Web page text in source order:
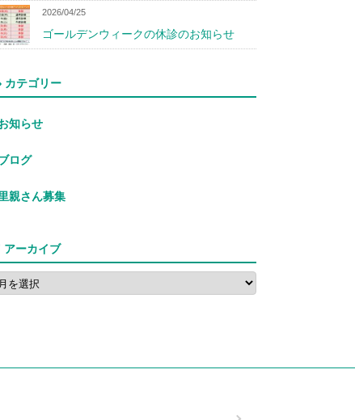
2026/04/25
ゴールデンウィークの休診のお知らせ
カテゴリー
知らせ
ログ
親さん募集
アーカイブ